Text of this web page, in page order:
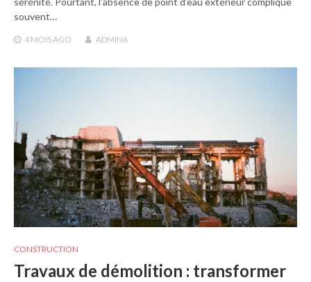
souvent…
4 MOISAGO ADMIN6
CONSTRUCTION
Travaux de démolition : transformer